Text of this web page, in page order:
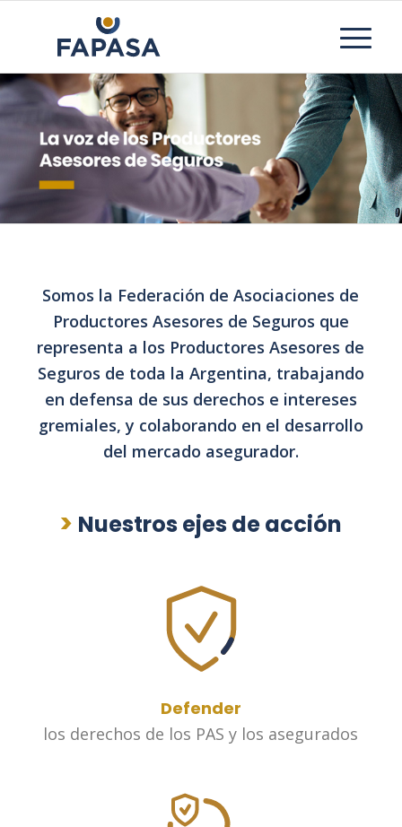
Somos la Federación de Asociaciones de
Productores Asesores de Seguros que
representa a los Productores Asesores de
Seguros de toda la Argentina, trabajando
en defensa de sus derechos e intereses
gremiales, y colaborando en el desarrollo
del mercado asegurador.
> Nuestros ejes de acción
Defender
los derechos de los PAS y los asegurados